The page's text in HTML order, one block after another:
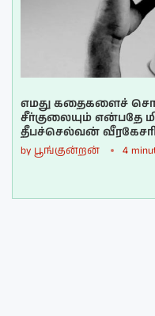
எமது கதைகளைச்
சீர்குலையும் என்பதே
தீபச்செல்வன்
by பூங்குன்றன் 4